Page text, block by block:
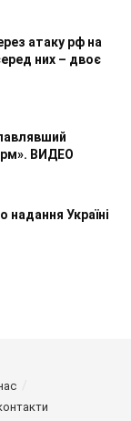
атаку рф на
них – двоє
ВИДЕО
Україні